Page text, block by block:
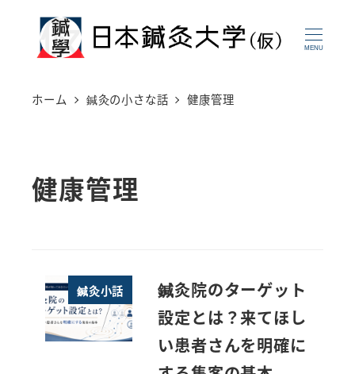
MENU
ホーム 鍼灸の小さな話 健康管理
健康管理
鍼灸小話
鍼灸院のターゲット
設定とは？来てほし
い患者さんを明確に